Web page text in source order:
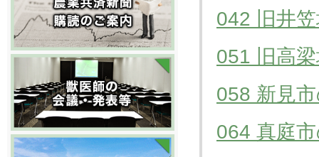
042 旧井
051 旧高
058 新見
064 真庭